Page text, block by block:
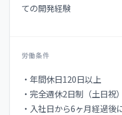
ての開発経験
労働条件
・年間休日120日以上
・完全週休2日制（土日祝）
・入社日から6ヶ月経過後